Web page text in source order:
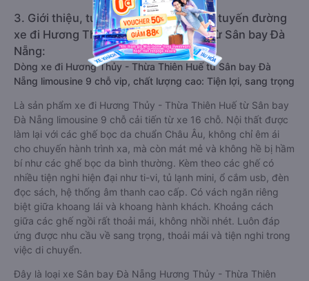
3. Giới thiệu, tư vấn các dòng xe chạy tuyến đường
xe đi Hương Thủy - Thừa Thiên Huế từ Sân bay Đà
Nẵng:
Dòng xe đi Hương Thủy - Thừa Thiên Huế từ Sân bay Đà
Nẵng limousine 9 chỗ vip, chất lượng cao: Tiện lợi, sang trọng
Là sản phẩm xe đi Hương Thủy - Thừa Thiên Huế từ Sân bay
Đà Nẵng limousine 9 chỗ cải tiến từ xe 16 chỗ. Nội thất được
làm lại với các ghế bọc da chuẩn Châu Âu, không chỉ êm ái
cho chuyến hành trình xa, mà còn mát mẻ và không hề bị hầm
bí như các ghế bọc da bình thường. Kèm theo các ghế có
nhiều tiện nghi hiện đại như ti-vi, tủ lạnh mini, ổ cắm usb, đèn
đọc sách, hệ thống âm thanh cao cấp. Có vách ngăn riêng
biệt giữa khoang lái và khoang hành khách. Khoảng cách
giữa các ghế ngồi rất thoải mái, không nhồi nhét. Luôn đáp
ứng được nhu cầu về sang trọng, thoải mái và tiện nghi trong
việc di chuyển.
Đây là loại xe Sân bay Đà Nẵng Hương Thủy - Thừa Thiên